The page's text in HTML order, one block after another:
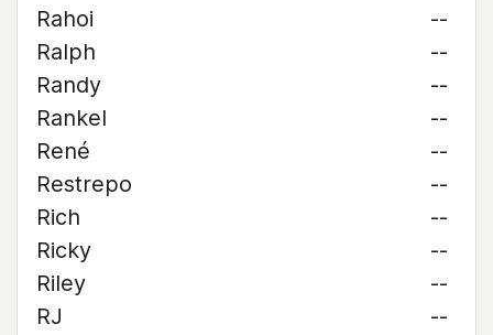
Rahoi
--
Ralph
--
Randy
--
Rankel
--
René
--
Restrepo
--
Rich
--
Ricky
--
Riley
--
RJ
--